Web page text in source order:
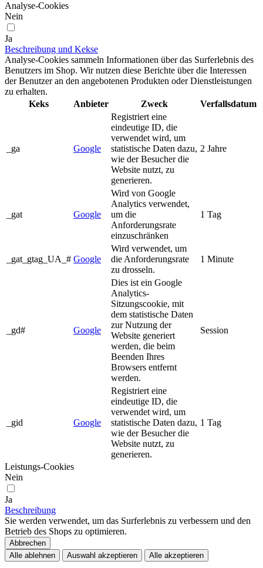
Analyse-Cookies
Nein
Ja
Beschreibung und Kekse
Analyse-Cookies sammeln Informationen über das Surferlebnis des
Benutzers im Shop. Wir nutzen diese Berichte über die Interessen
der Benutzer an den angebotenen Produkten oder Dienstleistungen
zu erhalten.
Keks
Anbieter Zweck Verfallsdatum
_ga Google
Registriert eine
eindeutige ID, die
verwendet wird, um
statistische Daten dazu,
wie der Besucher die
Website nutzt, zu
generieren.
2 Jahre
_gat Google
Wird von Google
Analytics verwendet,
um die
Anforderungsrate
einzuschränken
1 Tag
_gat_gtag_UA_# Google
Wird verwendet, um
die Anforderungsrate
zu drosseln.
1 Minute
_gd# Google
Dies ist ein Google
Analytics-
Sitzungscookie, mit
dem statistische Daten
zur Nutzung der
Website generiert
werden, die beim
Beenden Ihres
Browsers entfernt
werden.
Session
_gid Google
Registriert eine
eindeutige ID, die
verwendet wird, um
statistische Daten dazu,
wie der Besucher die
Website nutzt, zu
generieren.
1 Tag
Leistungs-Cookies
Nein
Ja
Beschreibung
Sie werden verwendet, um das Surferlebnis zu verbessern und den
Betrieb des Shops zu optimieren.
Abbrechen
Alle ablehnen
Auswahl akzeptieren Alle akzeptieren